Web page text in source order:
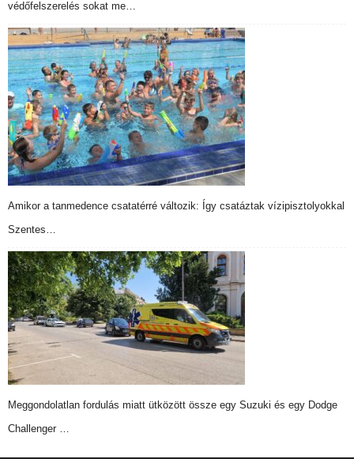
védőfelszerelés sokat me…
Amikor a tanmedence csatatérré változik: Így csatáztak vízipisztolyokkal
Szentes…
Meggondolatlan fordulás miatt ütközött össze egy Suzuki és egy Dodge
Challenger …